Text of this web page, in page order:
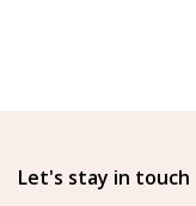
Let's stay in touch